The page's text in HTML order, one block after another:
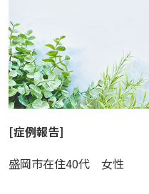
[症例報告]
盛岡市在住40代 女性